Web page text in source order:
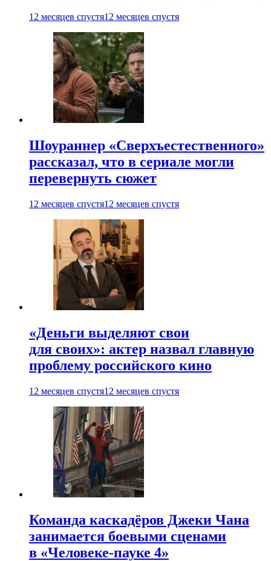
12 месяцев спустя12 месяцев спустя
Шоураннер «Сверхъестественного»
рассказал, что в сериале могли
перевернуть сюжет
12 месяцев спустя12 месяцев спустя
«Деньги выделяют свои
для своих»: актер назвал главную
проблему российского кино
12 месяцев спустя12 месяцев спустя
Команда каскадёров Джеки Чана
занимается боевыми сценами
в «Человеке-пауке 4»